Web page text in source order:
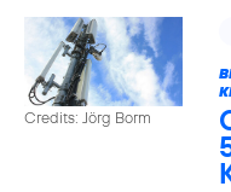
Credits: Jörg Borm